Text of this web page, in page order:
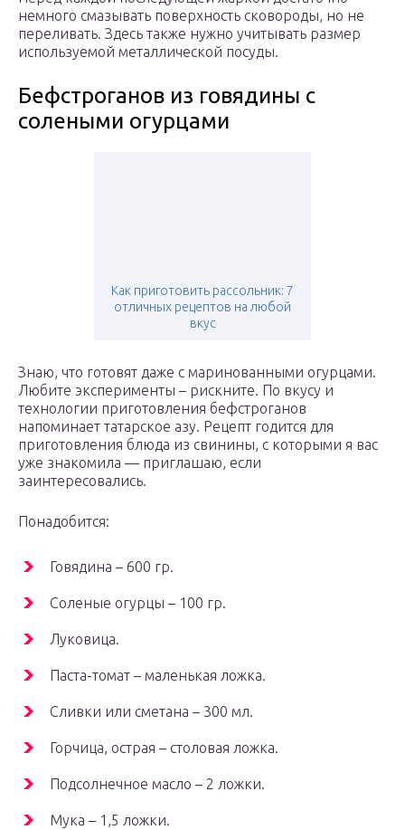
немного смазывать поверхность сковороды, но не
переливать. Здесь также нужно учитывать размер
используемой металлической посуды.
Бефстроганов из говядины с
солеными огурцами
Как приготовить рассольник: 7
отличных рецептов на любой
вкус
Знаю, что готовят даже с маринованными огурцами.
Любите эксперименты – рискните. По вкусу и
технологии приготовления бефстроганов
напоминает татарское азу. Рецепт годится для
приготовления блюда из свинины, с которыми я вас
уже знакомила — приглашаю, если
заинтересовались.
Понадобится:
Говядина – 600 гр.
Соленые огурцы – 100 гр.
Луковица.
Паста-томат – маленькая ложка.
Сливки или сметана – 300 мл.
Горчица, острая – столовая ложка.
Подсолнечное масло – 2 ложки.
Мука – 1,5 ложки.